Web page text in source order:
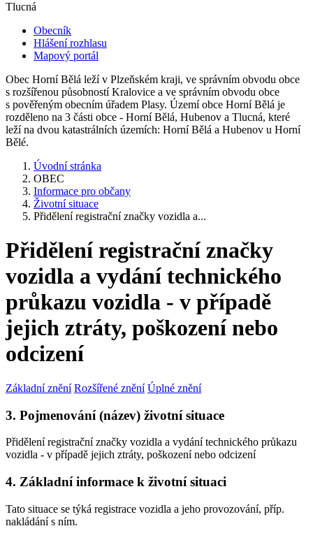
Tlucná
Obecník
Hlášení rozhlasu
Mapový portál
Obec Horní Bělá leží v Plzeňském kraji, ve správním obvodu obce
s rozšířenou působností Kralovice a ve správním obvodu obce
s pověřeným obecním úřadem Plasy. Území obce Horní Bělá je
rozděleno na 3 části obce - Horní Bělá, Hubenov a Tlucná, které
leží na dvou katastrálních územích: Horní Bělá a Hubenov u Horní
Bělé.
Úvodní stránka
OBEC
Informace pro občany
Životní situace
Přidělení registrační značky vozidla a...
Přidělení registrační značky
vozidla a vydání technického
průkazu vozidla - v případě
jejich ztráty, poškození nebo
odcizení
Základní znění Rozšířené znění Úplné znění
3. Pojmenování (název) životní situace
Přidělení registrační značky vozidla a vydání technického průkazu
vozidla - v případě jejich ztráty, poškození nebo odcizení
4. Základní informace k životní situaci
Tato situace se týká registrace vozidla a jeho provozování, příp.
nakládání s ním.